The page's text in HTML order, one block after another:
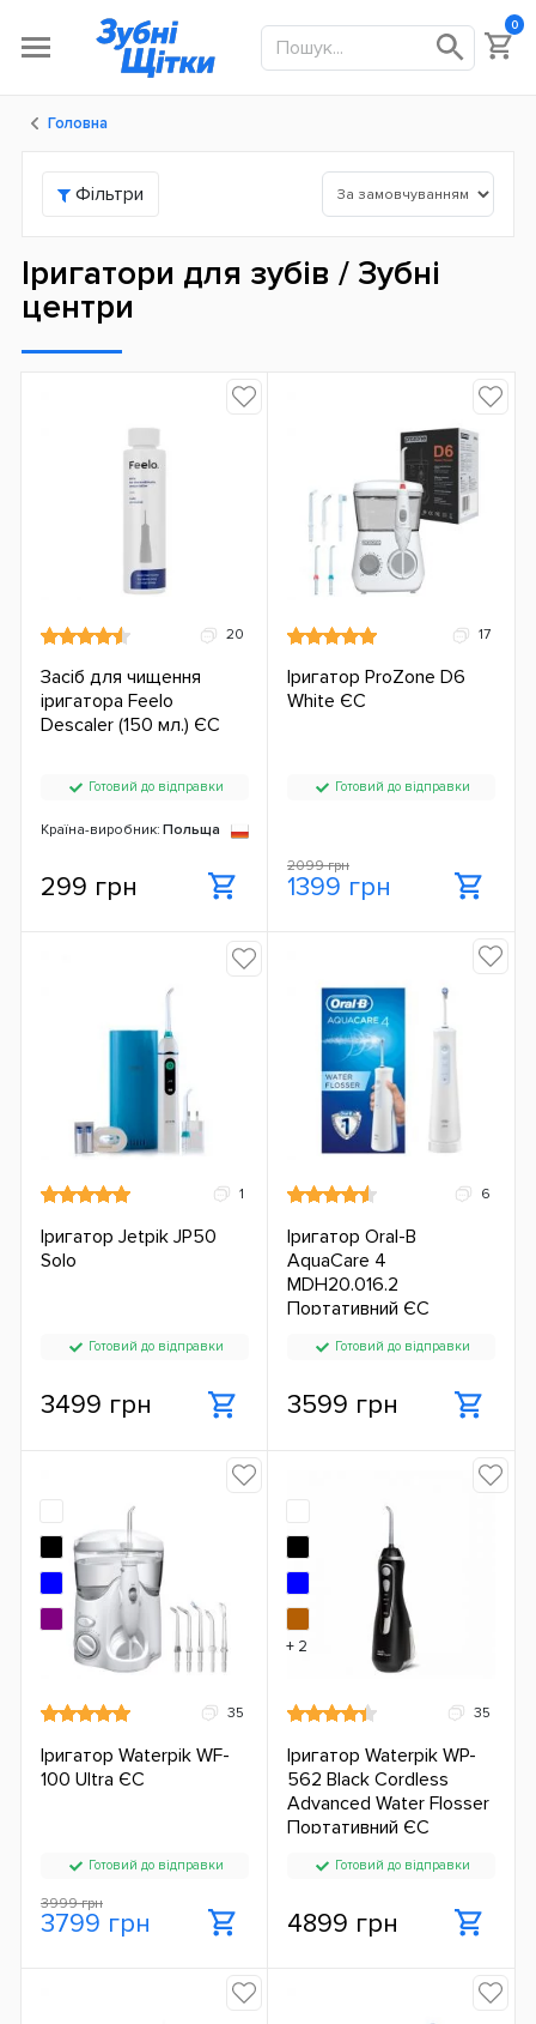
0
Головна
Фільтри
Іригатори для зубів / Зубні
центри
20
Засіб для чищення
іригатора Feelo
Descaler (150 мл.) ЄС
Готовий до відправки
Країна-виробник: Польща
299 грн
17
Іригатор ProZone D6
White ЄС
Готовий до відправки
2099 грн
1399 грн
1
Іригатор Jetpik JP50
Solo
Готовий до відправки
3499 грн
6
Іригатор Oral-B
AquaCare 4
MDH20.016.2
Портативний ЄС
Готовий до відправки
3599 грн
35
Іригатор Waterpik WF-
100 Ultra ЄС
Готовий до відправки
3999 грн
3799 грн
35
Іригатор Waterpik WP-
562 Black Cordless
Advanced Water Flosser
Портативний ЄС
Готовий до відправки
4899 грн
+ 2